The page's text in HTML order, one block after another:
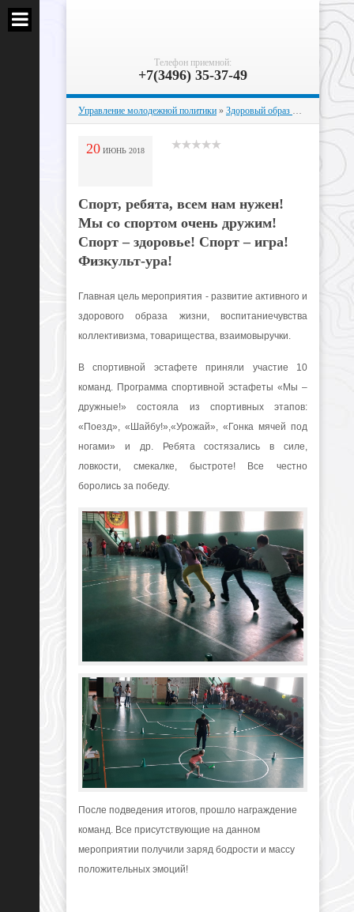
Телефон приемной:
+7(3496) 35-37-49
Управление молодежной политики » Здоровый образ жизни
20 ИЮНЬ 2018
Спорт, ребята, всем нам нужен!
Мы со спортом очень дружим!
Спорт – здоровье! Спорт – игра!
Физкульт-ура!
Главная цель мероприятия - развитие активного и
здорового образа жизни, воспитаниечувства
коллективизма, товарищества, взаимовыручки.
В спортивной эстафете приняли участие 10
команд. Программа спортивной эстафеты «Мы –
дружные!» состояла из спортивных этапов:
«Поезд», «Шайбу!»,«Урожай», «Гонка мячей под
ногами» и др. Ребята состязались в силе,
ловкости, смекалке, быстроте! Все честно
боролись за победу.
После подведения итогов, прошло награждение
команд. Все присутствующие на данном
мероприятии получили заряд бодрости и массу
положительных эмоций!